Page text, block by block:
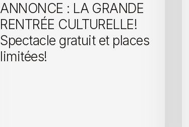
ANNONCE : LA GRANDE
RENTRÉE CULTURELLE!
Spectacle gratuit et places
limitées!